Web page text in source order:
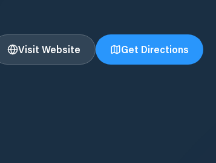
Visit Website Get Directions